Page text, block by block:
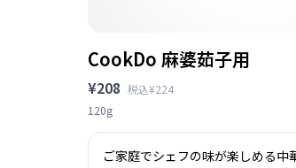
CookDo 麻婆茹子用
¥208 税込¥224
120g
ご家庭でシェフの味が楽しめる中